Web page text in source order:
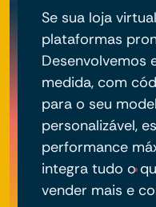
Se sua loja
plataformas
Desenvolvemos
medida, com
para o seu
personalizável,
performance
integra tudo o
vender mais e